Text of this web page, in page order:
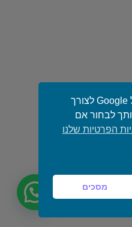
האתר שלנו משתמש בעוגיות של Google לצורך
לבחור אם
הפרטיות שלנו
מסכים